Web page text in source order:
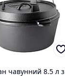
чавунний 8.5 л з